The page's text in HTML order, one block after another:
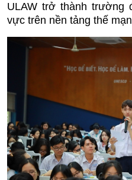
ULAW trở thành trường
vực trên nền tảng thế